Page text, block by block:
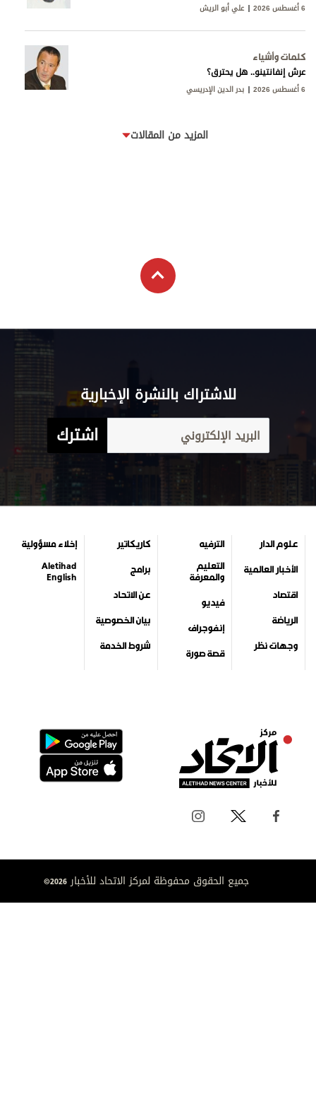
6 أغسطس 2026 علي أبو الريش
كلمات وأشياء
عرش إنفانتينو.. هل يحترق؟
6 أغسطس 2026 بدر الدين الإدريسي
المزيد من المقالات
للاشتراك بالنشرة الإخبارية
اشترك
علوم الدار
الأخبار العالمية
اقتصاد
الرياضة
وجهات نظر
الترفيه
التعليم
والمعرفة
فيديو
إنفوجراف
قصة صورة
كاريكاتير
برامج
عن الاتحاد
بيان الخصوصية
شروط الخدمة
إخلاء مسؤولية
Aletihad
English
جميع الحقوق محفوظة لمركز الاتحاد للأخبار 2026©